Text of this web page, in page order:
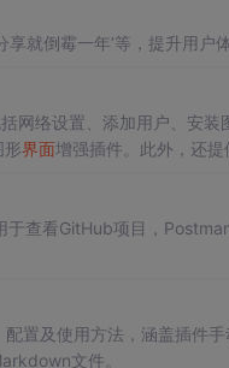
就倒霉一年’等，提升用户体
网络设置、添加用户、安装
形界面增强插件。此外，还
查看GitHub项目，
置及使用方法，涵盖插件
文件。